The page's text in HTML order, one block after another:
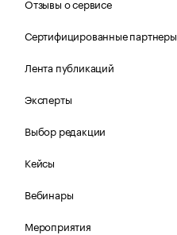
Отзывы о сервисе
Сертифицированные партнеры
Лента публикаций
Эксперты
Выбор редакции
Кейсы
Вебинары
Мероприятия